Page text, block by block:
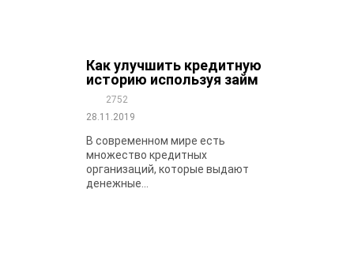
Как улучшить кредитную
историю используя займ
2752
28.11.2019
В современном мире есть
множество кредитных
организаций, которые выдают
денежные...